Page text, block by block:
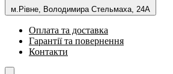
м.Рівне, Володимира Стельмаха, 24А
Оплата та доставка
Гарантії та повернення
Контакти